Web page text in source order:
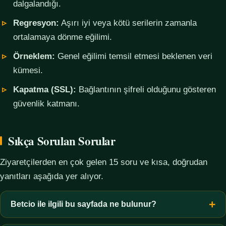
dalgalandığı.
Regresyon: Aşırı iyi veya kötü serilerin zamanla
ortalamaya dönme eğilimi.
Örneklem: Genel eğilimi temsil etmesi beklenen veri
kümesi.
Kapatma (SSL): Bağlantının şifreli olduğunu gösteren
güvenlik katmanı.
Sıkça Sorulan Sorular
Ziyaretçilerden en çok gelen 15 soru ve kısa, doğrudan
yanıtları aşağıda yer alıyor.
Betcio ile ilgili bu sayfada ne bulunur?
Bu sayfada yalnızca kavramsal bilgi, terim açıklamaları, veri